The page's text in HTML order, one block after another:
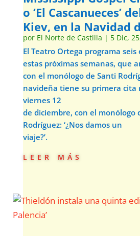
o ‘El Cascanueces’
Kiev, en la Navidad
por El Norte de Castilla | 5 Dic,
El Teatro Ortega programa seis
estas próximas semanas, que
con el monólogo de Santi
navideña tiene su primera cita
viernes 12
de diciembre, con el monólogo
Rodríguez: ‘¿Nos damos un
viaje?’.
leer más